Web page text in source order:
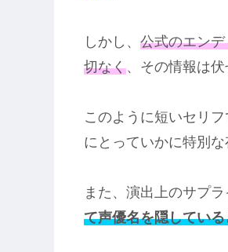
しかし、 公式のエン
切なく、その情報は
このように短いセリ
にとっていかに特別な
また、演出上のサプ
て声優名を隠してい